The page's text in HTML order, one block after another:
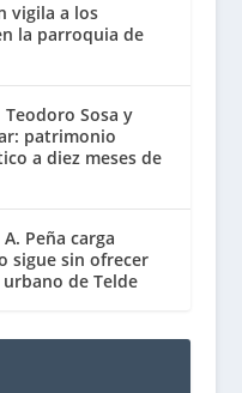
vigila a los
la parroquia de
Teodoro Sosa y
patrimonio
a diez meses de
A. Peña carga
sigue sin ofrecer
de Telde